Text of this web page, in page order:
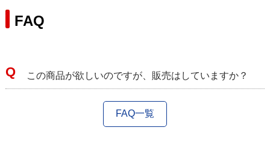
FAQ
この商品が欲しいのですが、販売はしていますか？
FAQ一覧